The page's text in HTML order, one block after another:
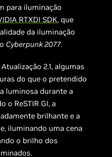
para iluminação
RTXDI SDK, que
da iluminação
Cyberpunk 2077.
2.1, algumas
do que o pretendido
luminosa durante a
o ReSTIR GI, a
brilhante e a
iluminando uma cena
o brilho dos